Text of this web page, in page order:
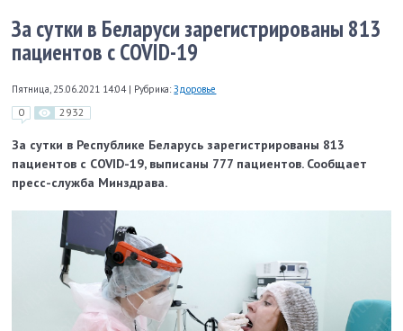
За сутки в Беларуси зарегистрированы 813
пациентов с COVID-19
Пятница, 25.06.2021 14:04 | Рубрика: Здоровье
0 2932
За сутки в Республике Беларусь зарегистрированы 813
пациентов с COVID-19, выписаны 777 пациентов. Сообщает
пресс-служба Минздрава.